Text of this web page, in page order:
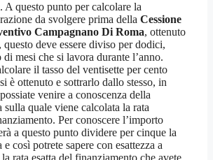
A questo punto per calcolare la
da svolgere prima della Cessione
Campagnano Di Roma, ottenuto
deve essere diviso per dodici,
mesi che si lavora durante l’anno.
il tasso del ventisette per cento
è ottenuto e sottrarlo dallo stesso, in
venire a conoscenza della
sulla quale viene calcolata la rata
Per conoscere l’importo
a questo punto dividere per cinque la
così potrete sapere con esattezza a
rata esatta del finanziamento che avete